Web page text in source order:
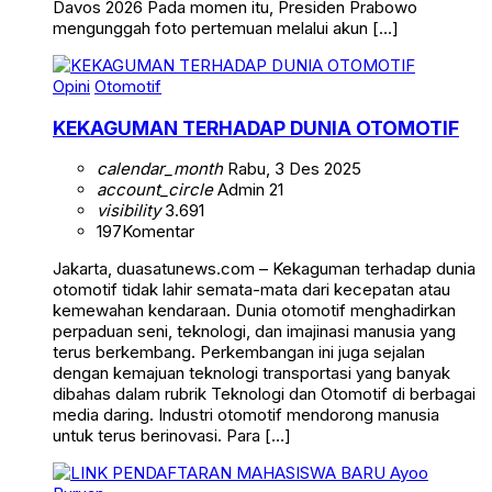
Davos 2026 Pada momen itu, Presiden Prabowo
mengunggah foto pertemuan melalui akun […]
Opini Otomotif
KEKAGUMAN TERHADAP DUNIA OTOMOTIF
calendar_monthRabu, 3 Des 2025
account_circleAdmin 21
visibility3.691
197Komentar
Jakarta, duasatunews.com – Kekaguman terhadap dunia
otomotif tidak lahir semata-mata dari kecepatan atau
kemewahan kendaraan. Dunia otomotif menghadirkan
perpaduan seni, teknologi, dan imajinasi manusia yang
terus berkembang. Perkembangan ini juga sejalan
dengan kemajuan teknologi transportasi yang banyak
dibahas dalam rubrik Teknologi dan Otomotif di berbagai
media daring. Industri otomotif mendorong manusia
untuk terus berinovasi. Para […]